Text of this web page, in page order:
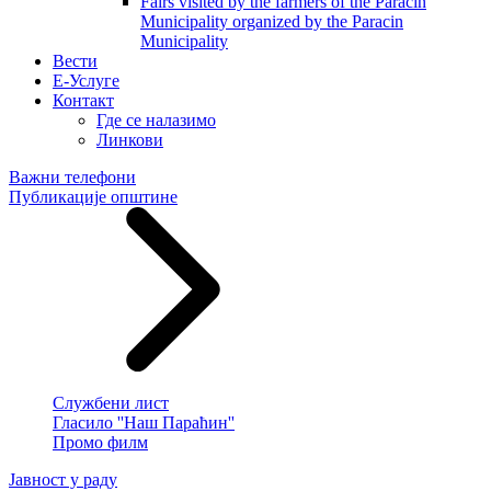
Municipality organized by the Paracin
Municipality
Вести
E-Услуге
Контакт
Где се налазимо
Линкови
Важни телефони
Публикације општине
Службени лист
Гласило ''Наш Параћин''
Промо филм
Јавност у раду